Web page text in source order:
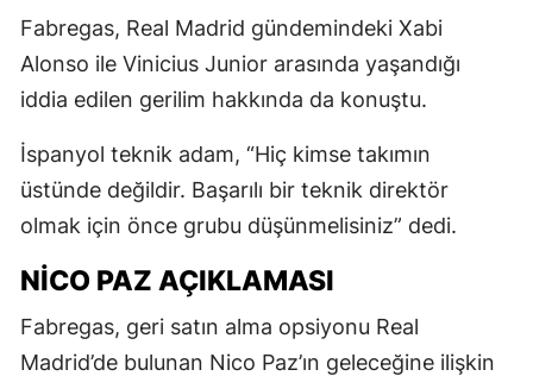
Fabregas, Real Madrid gündemindeki Xabi
Alonso ile Vinicius Junior arasında yaşandığı
iddia edilen gerilim hakkında da konuştu.
İspanyol teknik adam, “Hiç kimse takımın
üstünde değildir. Başarılı bir teknik direktör
olmak için önce grubu düşünmelisiniz” dedi.
NICO PAZ AÇIKLAMASI
Fabregas, geri satın alma opsiyonu Real
Madrid’de bulunan Nico Paz’ın geleceğine ilişkin